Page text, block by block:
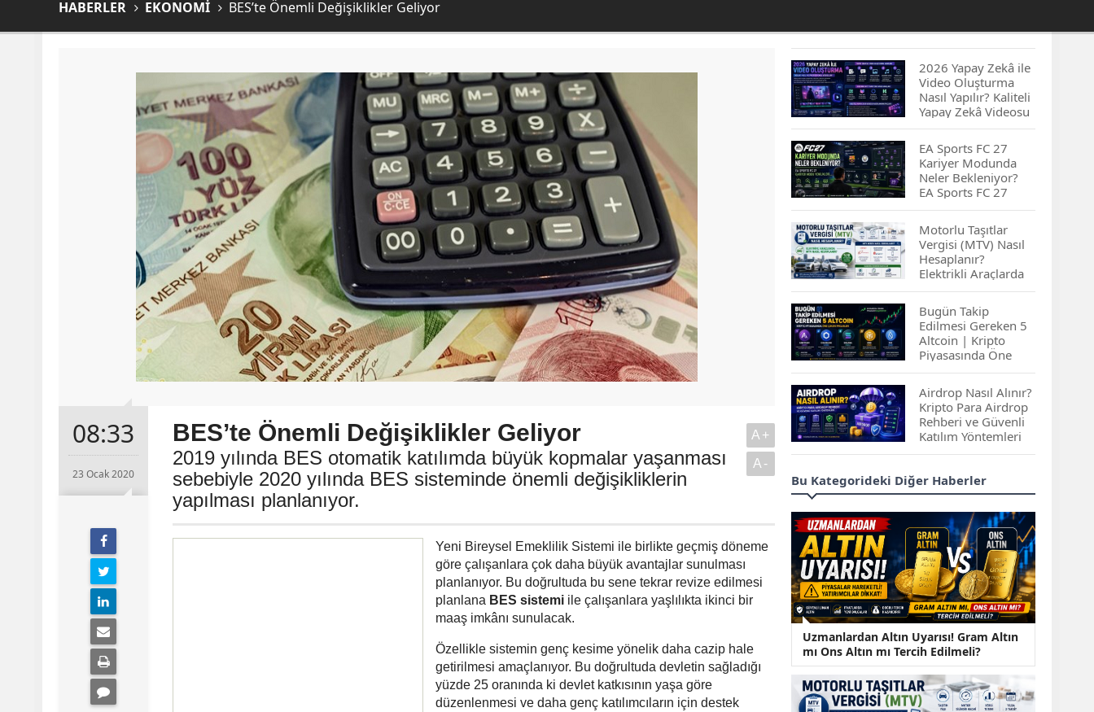
HABERLER EKONOMİ BES’te Önemli Değişiklikler Geliyor
08:33
23 Ocak 2020
BES’te Önemli Değişiklikler Geliyor
2019 yılında BES otomatik katılımda büyük kopmalar yaşanması
sebebiyle 2020 yılında BES sisteminde önemli değişikliklerin
yapılması planlanıyor.
A+
A-
Yeni Bireysel Emeklilik Sistemi ile birlikte geçmiş döneme
göre çalışanlara çok daha büyük avantajlar sunulması
planlanıyor. Bu doğrultuda bu sene tekrar revize edilmesi
planlana BES sistemi ile çalışanlara yaşlılıkta ikinci bir
maaş imkânı sunulacak.
Özellikle sistemin genç kesime yönelik daha cazip hale
getirilmesi amaçlanıyor. Bu doğrultuda devletin sağladığı
yüzde 25 oranında ki devlet katkısının yaşa göre
düzenlenmesi ve daha genç katılımcıların için destek
2026 Yapay Zekâ ile
Video Oluşturma
Nasıl Yapılır? Kaliteli
Yapay Zekâ Videosu
Hazırlamanın
İpuçları...
EA Sports FC 27
Kariyer Modunda
Neler Bekleniyor?
EA Sports FC 27
Kariyer Modu
Yenilikleri…
Motorlu Taşıtlar
Vergisi (MTV) Nasıl
Hesaplanır?
Elektrikli Araçlarda
MTV Nasıl
Hesaplanır? MTV
Borcu Nasıl
Sorgulanır?
Bugün Takip
Edilmesi Gereken 5
Altcoin | Kripto
Piyasasında Öne
Çıkan Projeler
Airdrop Nasıl Alınır?
Kripto Para Airdrop
Rehberi ve Güvenli
Katılım Yöntemleri
Spot ve Vadeli İşlem
Arasındaki Farklar |
İçin Daha Uygun?
ABD-İran Anlaşması
Sonrası Altın Rekora
Koştu, Petrol
Fiyatları Sert Düştü
Temmuz 2026 Maaş
Zammı Netleşiyor!
Memur, Emekli ve
Sosyal Yardımlarda
Yeni Oranlar
Bu Kategorideki Diğer Haberler
Uzmanlardan Altın Uyarısı! Gram Altın
mı Ons Altın mı Tercih Edilmeli?